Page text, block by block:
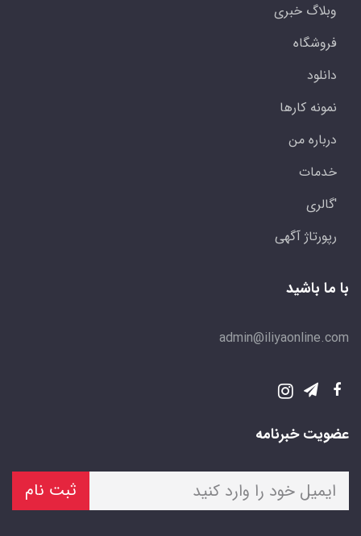
وبلاگ خبری
فروشگاه
دانلود
نمونه کارها
درباره من
خدمات
'گالری
رپورتاژ آگهی
با ما باشید
admin@iliyaonline.com
عضویت خبرنامه
ثبت نام